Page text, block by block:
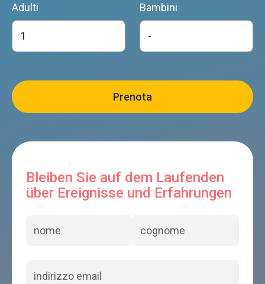
Adulti Bambini
Bleiben Sie auf dem Laufenden
über Ereignisse und Erfahrungen